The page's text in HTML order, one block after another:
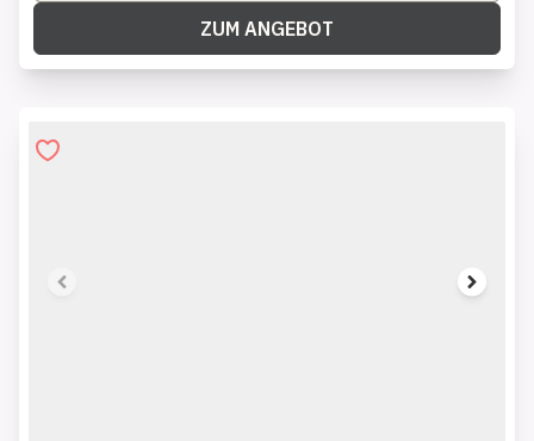
ZUM ANGEBOT